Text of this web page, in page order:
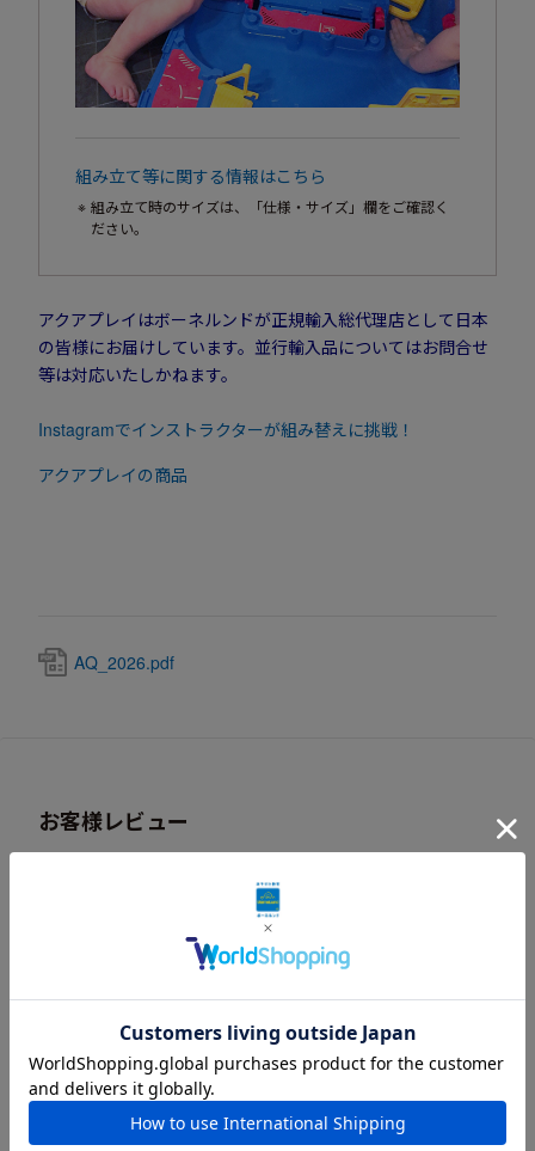
組み立て等に関する情報はこちら
組み立て時のサイズは、「仕様・サイズ」欄をご確認く
ださい。
アクアプレイはボーネルンドが正規輸入総代理店として日本
の皆様にお届けしています。並行輸入品についてはお問合せ
等は対応いたしかねます。
Instagramでインストラクターが組み替えに挑戦！
アクアプレイの商品
AQ_2026.pdf
お客様レビュー
気に入ってよく遊んでいます
2024年11月01日
3歳の時に購入してから1年半くらい経ちましたがお風呂で未
だによく遊んでいます。
作りも割と丈夫で遊び方も色々あるのて子どもは飽きないよ